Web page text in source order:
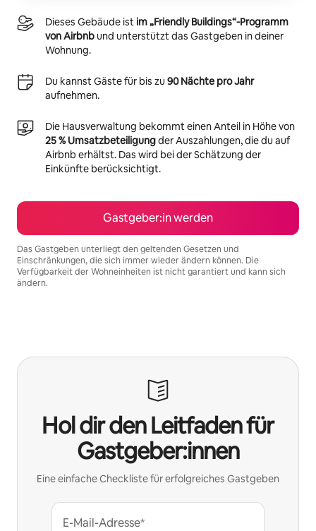
Dieses Gebäude istim „Friendly Buildings“-Programm
von Airbnbund unterstützt das Gastgeben in deiner
Wohnung.
Du kannst Gäste für bis zu 90 Nächte pro Jahr
aufnehmen.
Die Hausverwaltung bekommt einen Anteil in Höhe von
25 % Umsatzbeteiligungder Auszahlungen, die du auf
Airbnb erhältst. Das wird bei der Schätzung der
Einkünfte berücksichtigt.
Gastgeber:in werden
Das Gastgeben unterliegt den geltenden Gesetzen und
Einschränkungen, die sich immer wieder ändern können. Die
Verfügbarkeit der Wohneinheiten ist nicht garantiert und kann sich
ändern.
Hol dir den Leitfaden für
Gastgeber:innen
Eine einfache Checkliste für erfolgreiches Gastgeben
E-Mail-Adresse*